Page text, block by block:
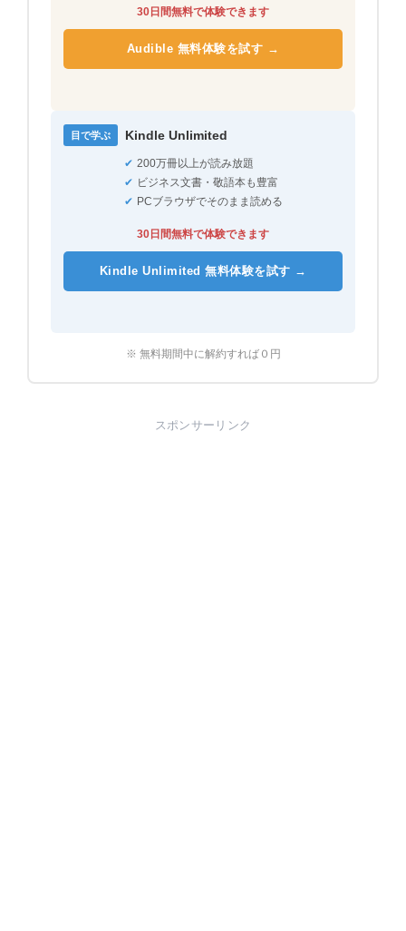
30日間無料で体験できます
Audible 無料体験を試す →
目で学ぶ Kindle Unlimited
✔ 200万冊以上が読み放題
✔ ビジネス文書・敬語本も豊富
✔ PCブラウザでそのまま読める
30日間無料で体験できます
Kindle Unlimited 無料体験を試す →
※ 無料期間中に解約すれば０円
スポンサーリンク